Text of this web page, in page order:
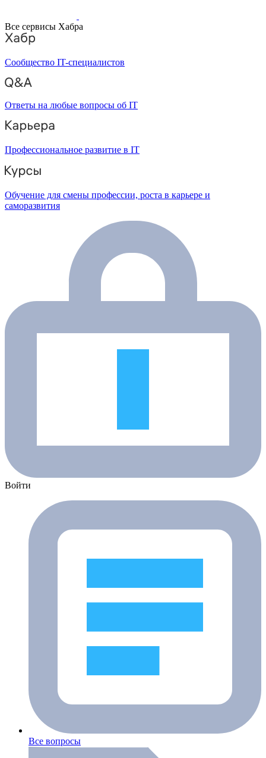
Все сервисы Хабра
Сообщество IT-специалистов
Ответы на любые вопросы об IT
Профессиональное развитие в IT
Обучение для смены профессии, роста в карьере и
саморазвития
Войти
Все вопросы